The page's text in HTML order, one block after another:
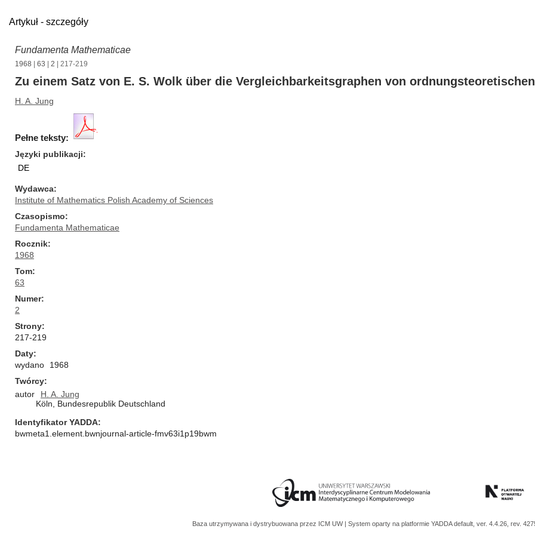
Artykuł - szczegóły
Fundamenta Mathematicae
1968 63 2 | 217-219
Zu einem Satz von E. S. Wolk über die Vergleichbarkeitsgraphen von
H. A. Jung
Pełne teksty:
Języki publikacji
DE
Wydawca
Institute of Mathematics Polish Academy of Sciences
Czasopismo
Fundamenta Mathematicae
Rocznik
1968
Tom
63
Numer
2
Strony
217-219
Daty
wydano
1968
Twórcy
autor
H. A. Jung
Köln, Bundesrepublik Deutschland
Identyfikator YADDA
bwmeta1.element.bwnjournal-article-fmv63i1p19bwm
Baza utrzymywana i dystrybuowana przez ICM UW | System oparty na platformie YADDAdefault, ver. 4.4.26, rev.